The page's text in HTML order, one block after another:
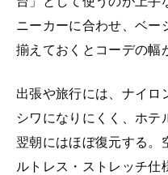
ニーカーに合わせ、ベー
揃えておくとコーデの幅
出張や旅行には、ナイロ
シワになりにくく、ホ
翌朝にはほぼ復元する。
ルトレス・ストレッチ仕